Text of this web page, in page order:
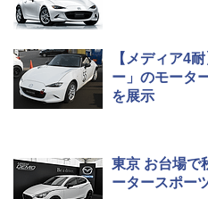
【メディア4
ー」のモータ
を展示
東京 お台場で
ータースポー